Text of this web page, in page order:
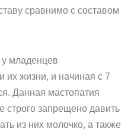
сравнимо с составом
младенцев
их жизни, и начиная с 7
Данная мастопатия
строго запрещено давить
из них молочко, а также